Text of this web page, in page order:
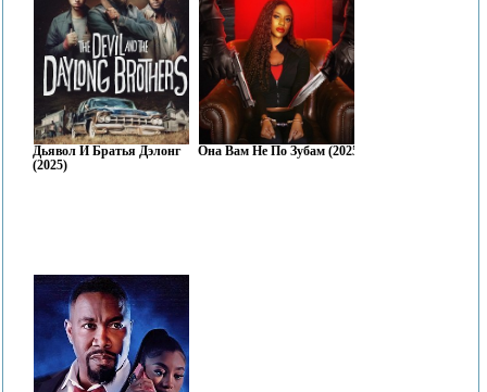
Дьявол И Братья Дэлонг
(2025)
Она Вам Не По Зубам (2025)